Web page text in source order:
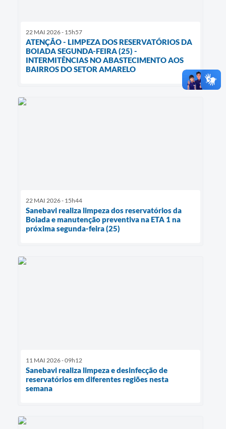
22 MAI 2026 - 15h57
ATENÇÃO - LIMPEZA DOS RESERVATÓRIOS DA
BOIADA SEGUNDA-FEIRA (25) -
INTERMITÊNCIAS NO ABASTECIMENTO AOS
BAIRROS DO SETOR AMARELO
22 MAI 2026 - 15h44
Sanebavi realiza limpeza dos reservatórios da
Boiada e manutenção preventiva na ETA 1 na
próxima segunda-feira (25)
11 MAI 2026 - 09h12
Sanebavi realiza limpeza e desinfecção de
reservatórios em diferentes regiões nesta
semana